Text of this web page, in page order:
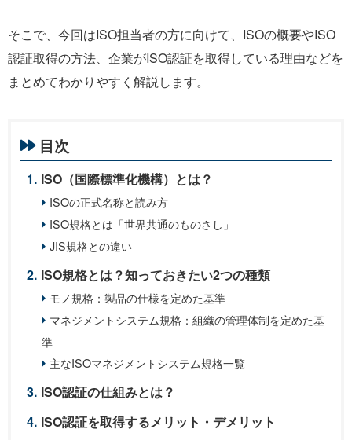
そこで、今回はISO担当者の方に向けて、ISOの概要やISO
認証取得の方法、企業がISO認証を取得している理由などを
まとめてわかりやすく解説します。
目次
ISO（国際標準化機構）とは？
ISOの正式名称と読み方
ISO規格とは「世界共通のものさし」
JIS規格との違い
ISO規格とは？知っておきたい2つの種類
モノ規格：製品の仕様を定めた基準
マネジメントシステム規格：組織の管理体制を定めた基
準
主なISOマネジメントシステム規格一覧
ISO認証の仕組みとは？
ISO認証を取得するメリット・デメリット